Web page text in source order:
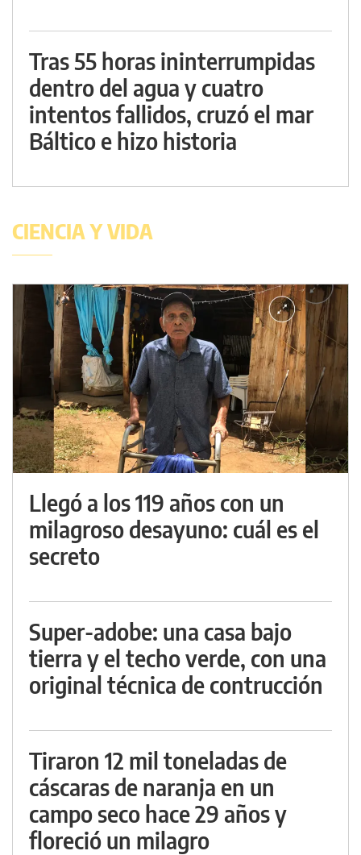
Tras 55 horas ininterrumpidas
dentro del agua y cuatro
intentos fallidos, cruzó el mar
Báltico e hizo historia
CIENCIA Y VIDA
Llegó a los 119 años con un
milagroso desayuno: cuál es el
secreto
Super-adobe: una casa bajo
tierra y el techo verde, con una
original técnica de contrucción
Tiraron 12 mil toneladas de
cáscaras de naranja en un
campo seco hace 29 años y
floreció un milagro